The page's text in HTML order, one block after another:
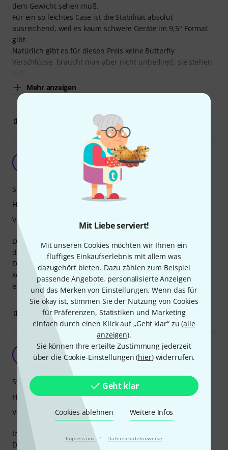
Mit Liebe serviert!
Mit unseren Cookies möchten wir Ihnen ein
fluffiges Einkaufserlebnis mit allem was
dazugehört bieten. Dazu zählen zum Beispiel
passende Angebote, personalisierte Anzeigen
und das Merken von Einstellungen. Wenn das für
Sie okay ist, stimmen Sie der Nutzung von Cookies
für Präferenzen, Statistiken und Marketing
einfach durch einen Klick auf „Geht klar“ zu (alle
anzeigen).
Sie können Ihre erteilte Zustimmung jederzeit
über die Cookie-Einstellungen (hier) widerrufen.
Geht klar
Cookies ablehnen Weitere Infos
Impressum · Datenschutzhinweise
dem Gewicht sehen muß.
Für ein so leichtes Case ist die Stabilität absolut
ausreichend, weil es kaum schwere Geräte im 9,5" Format
gibt.
Natürlich gibt es für diesen Preis keine Butterfly
Verschlüsse, braucht man aber nicht unbedingt, sie stehen
Mehr anzeigen
BEWERTUNG MELDEN
MO Sehr gutes kleines Rack
Mark OE 18.05.2020
Das 9,5" Rack ist sehr gut und stabil. Es hat Feste Nieten,
das Rack sitzt stabil und der Henkel ist gut gelagert.
Das einzige was mich störte war das Gewicht mit 2,5kg (in
kombination mit einem anderen Produkt), aber dafür dass
es so eine gute Verarbeitung hat, wiegt es nicht zu viel
Stabilität
Handling
Verarbeitung
0 BEWERTUNG MELDEN
Besser als der Preis vermutet
Andreas990 17.04.2025
Ich habe schon die 2HE Eco Rack 9,5" 2U - variante gekauft.
Deshalb bin ich zwar nicht überrascht, aber doch wieder
Stabilität
Handling
Verarbeitung